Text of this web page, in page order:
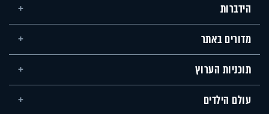
הידברות
מדורים באתר
תוכניות הערוץ
עולם הילדים